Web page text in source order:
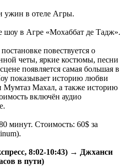
ужин в отеле Агры.
шоу в Агре «Мохаббат де Тадж».
повествуется о
четы, яркие костюмы, песни
появляется самая большая в
показывает историю любви
Махал, а также историю
включён аудио
минут. Стоимость: 60$ за
8:02-10:43) → Джханси
в пути)